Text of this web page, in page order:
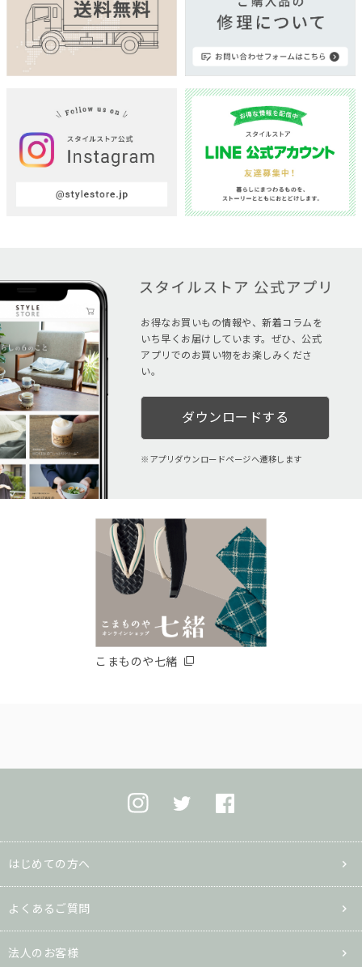
お得なお買いもの情報や、新着コラムを
いち早くお届けしています。ぜひ、公式
アプリでのお買い物をお楽しみくださ
い。
ダウンロードする
アプリダウンロードページへ遷移します
こまものや七緒
はじめての方へ
よくあるご質問
法人のお客様